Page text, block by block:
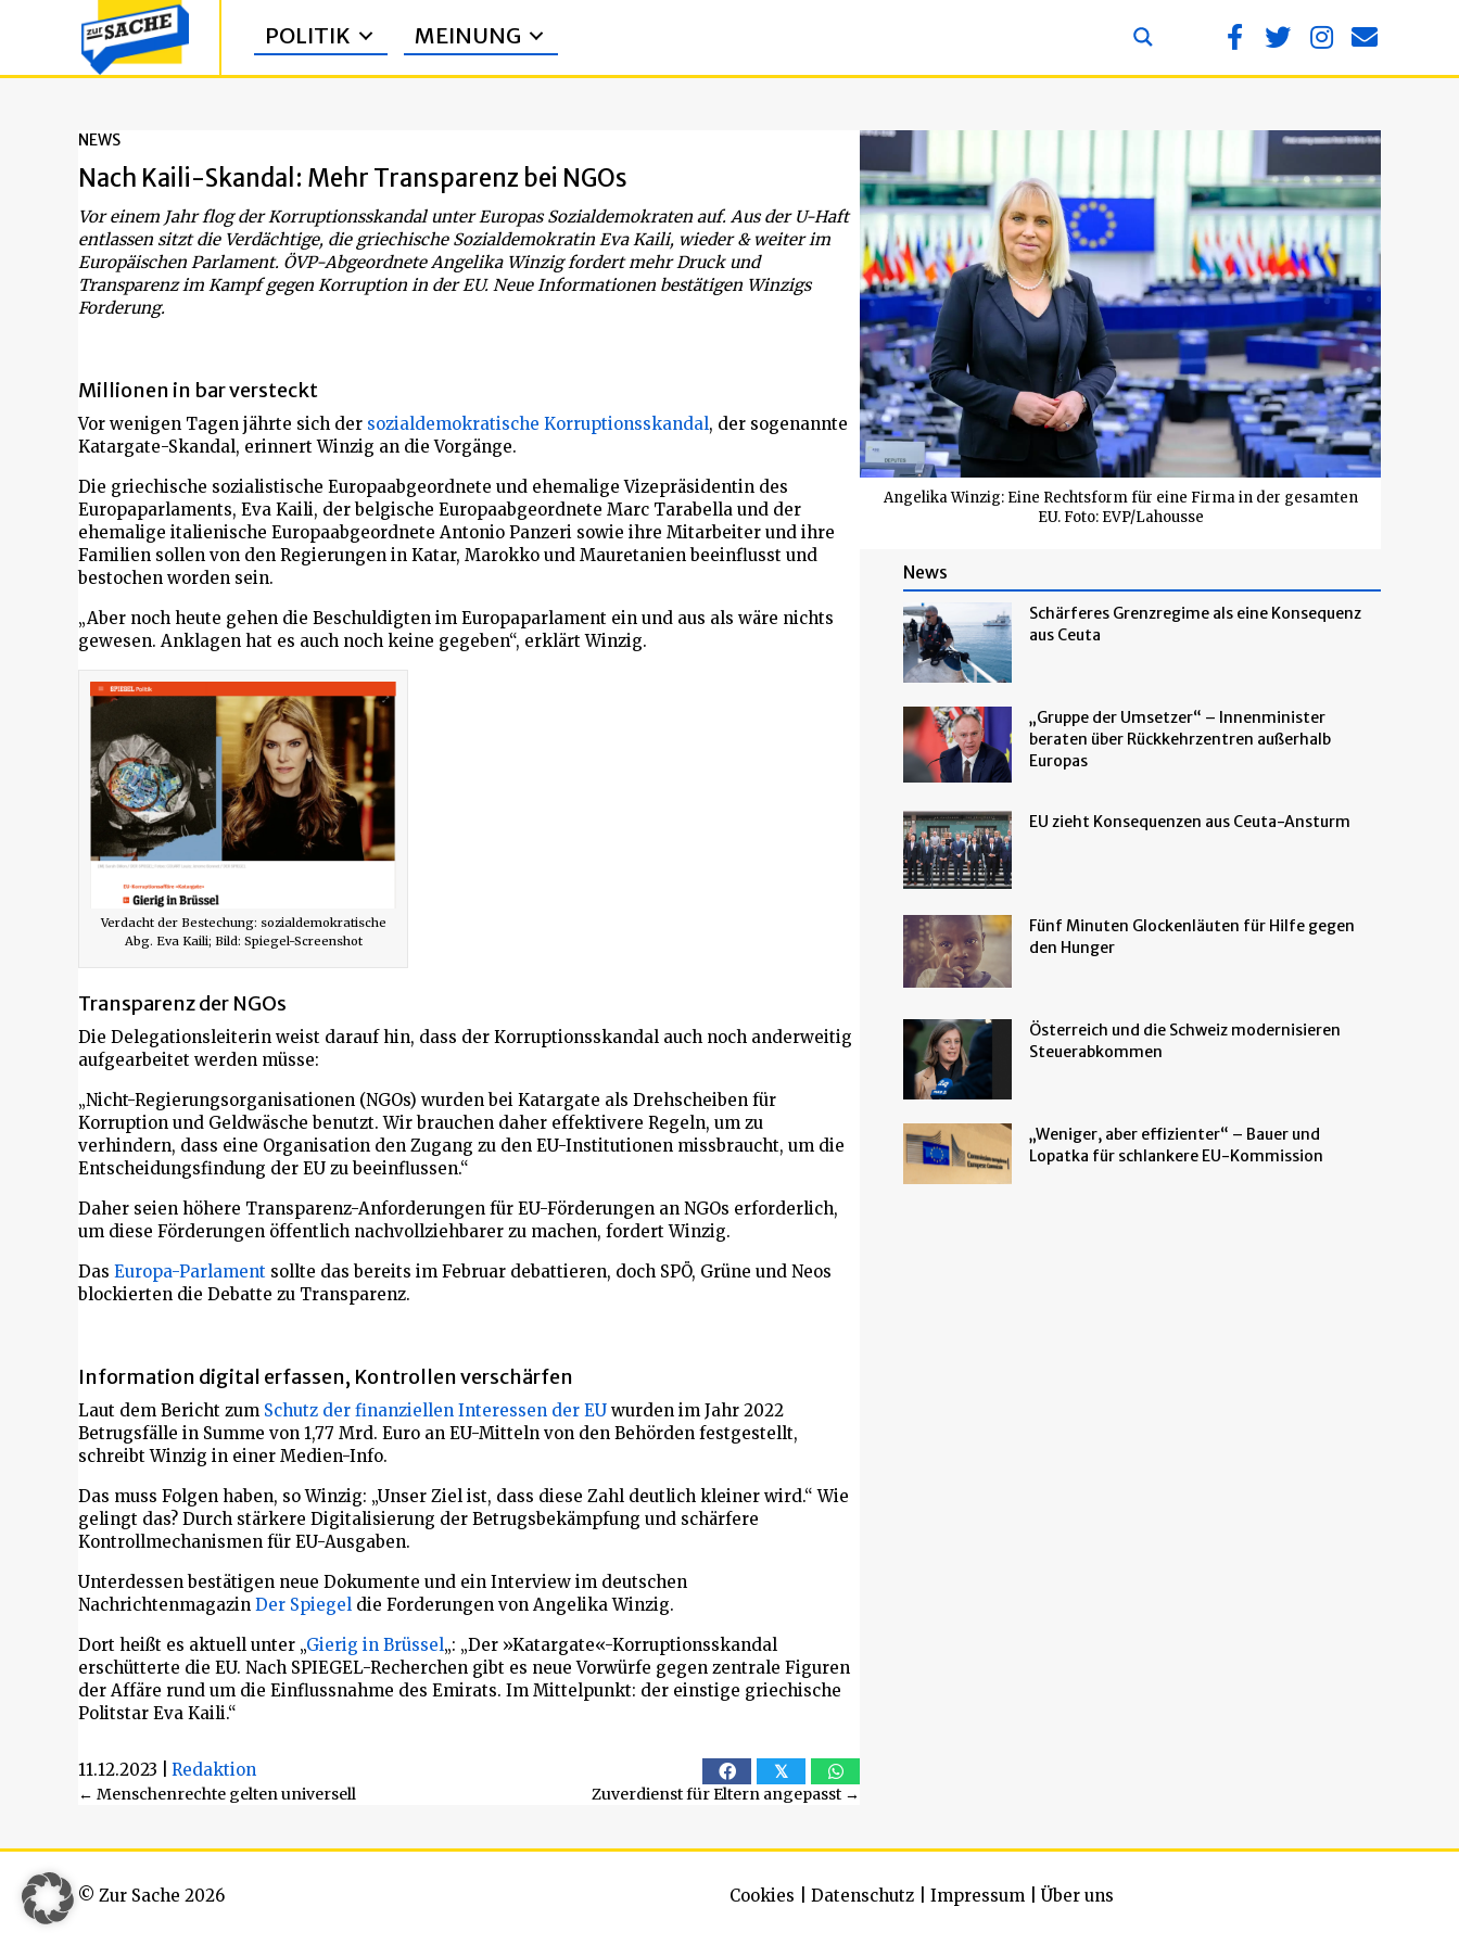
POLITIK MEINUNG
NEWS
Nach Kaili-Skandal: Mehr Transparenz bei NGOs
Vor einem Jahr flog der Korruptionsskandal unter Europas Sozialdemokraten auf. Aus der U-Haft
entlassen sitzt die Verdächtige, die griechische Sozialdemokratin Eva Kaili, wieder & weiter im
Europäischen Parlament. ÖVP-Abgeordnete Angelika Winzig fordert mehr Druck und
Transparenz im Kampf gegen Korruption in der EU. Neue Informationen bestätigen Winzigs
Forderung.
Millionen in bar versteckt
Vor wenigen Tagen jährte sich der sozialdemokratische Korruptionsskandal, der sogenannte
Katargate-Skandal, erinnert Winzig an die Vorgänge.
Die griechische sozialistische Europaabgeordnete und ehemalige Vizepräsidentin des
Europaparlaments, Eva Kaili, der belgische Europaabgeordnete Marc Tarabella und der
ehemalige italienische Europaabgeordnete Antonio Panzeri sowie ihre Mitarbeiter und ihre
Familien sollen von den Regierungen in Katar, Marokko und Mauretanien beeinflusst und
bestochen worden sein.
„Aber noch heute gehen die Beschuldigten im Europaparlament ein und aus als wäre nichts
gewesen. Anklagen hat es auch noch keine gegeben“, erklärt Winzig.
Verdacht der Bestechung: sozialdemokratische
Abg. Eva Kaili; Bild: Spiegel-Screenshot
Transparenz der NGOs
Die Delegationsleiterin weist darauf hin, dass der Korruptionsskandal auch noch anderweitig
aufgearbeitet werden müsse:
„Nicht-Regierungsorganisationen (NGOs) wurden bei Katargate als Drehscheiben für
Korruption und Geldwäsche benutzt. Wir brauchen daher effektivere Regeln, um zu
verhindern, dass eine Organisation den Zugang zu den EU-Institutionen missbraucht, um die
Entscheidungsfindung der EU zu beeinflussen.“
Daher seien höhere Transparenz-Anforderungen für EU-Förderungen an NGOs erforderlich,
um diese Förderungen öffentlich nachvollziehbarer zu machen, fordert Winzig.
Das Europa-Parlament sollte das bereits im Februar debattieren, doch SPÖ, Grüne und Neos
blockierten die Debatte zu Transparenz.
Information digital erfassen, Kontrollen verschärfen
Laut dem Bericht zum Schutz der finanziellen Interessen der EU wurden im Jahr 2022
Betrugsfälle in Summe von 1,77 Mrd. Euro an EU-Mitteln von den Behörden festgestellt,
schreibt Winzig in einer Medien-Info.
Das muss Folgen haben, so Winzig: „Unser Ziel ist, dass diese Zahl deutlich kleiner wird.“ Wie
gelingt das? Durch stärkere Digitalisierung der Betrugsbekämpfung und schärfere
Kontrollmechanismen für EU-Ausgaben.
Unterdessen bestätigen neue Dokumente und ein Interview im deutschen
Nachrichtenmagazin Der Spiegel die Forderungen von Angelika Winzig.
Dort heißt es aktuell unter „Gierig in Brüssel„: „Der »Katargate«-Korruptionsskandal
erschütterte die EU. Nach SPIEGEL-Recherchen gibt es neue Vorwürfe gegen zentrale Figuren
der Affäre rund um die Einflussnahme des Emirats. Im Mittelpunkt: der einstige griechische
Politstar Eva Kaili.“
11.12.2023 Redaktion 𝕏
Beitragsnavigation
← Menschenrechte gelten universell Zuverdienst für Eltern angepasst →
Angelika Winzig: Eine Rechtsform für eine Firma in der gesamten
EU. Foto: EVP/Lahousse
News
Schärferes Grenzregime als eine Konsequenz
aus Ceuta
„Gruppe der Umsetzer“ – Innenminister
beraten über Rückkehrzentren außerhalb
Europas
EU zieht Konsequenzen aus Ceuta-Ansturm
Fünf Minuten Glockenläuten für Hilfe gegen
den Hunger
Österreich und die Schweiz modernisieren
Steuerabkommen
„Weniger, aber effizienter“ – Bauer und
Lopatka für schlankere EU-Kommission
© Zur Sache 2026 Cookies Datenschutz Impressum Über uns